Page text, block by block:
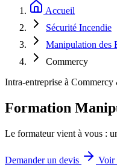
Accueil
Sécurité Incendie
Manipulation des
Commercy
Intra-entreprise à
Formation
Le formateur vient à vous :
Demander un devis
Voir